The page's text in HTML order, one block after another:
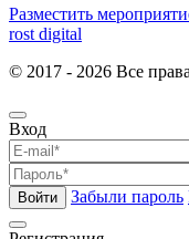
Разместить
rost digital
© 2017 - 2026 Все
Вход
Войти Забыли пароль